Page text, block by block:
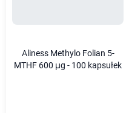
Aliness Methylo Folian 5-
MTHF 600 μg - 100 kapsułek